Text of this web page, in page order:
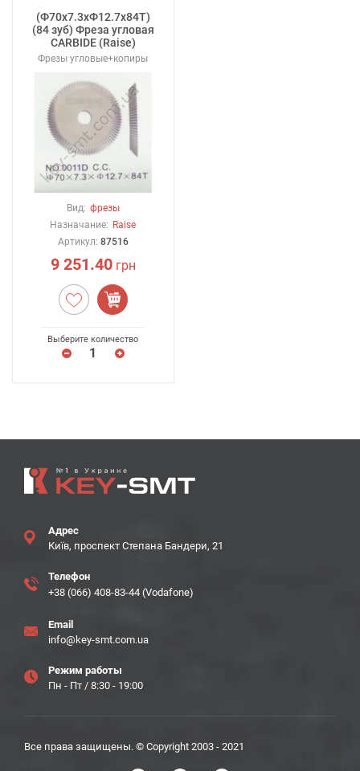
(Ф70х7.3хФ12.7х84Т)
(84 зуб) Фреза угловая
CARBIDE (Raise)
Фрезы угловые+копиры
Вид: фрезы
Назначание: Raise
Артикул: 87516
9 251.40грн
Выберите количество
Адрес
Київ, проспект Степана Бандери, 21
Телефон
+38 (066) 408-83-44 (Vodafone)
Email
info@key-smt.com.ua
Режим работы
Пн - Пт / 8:30 - 19:00
Все права защищены. © Copyright 2003 - 2021